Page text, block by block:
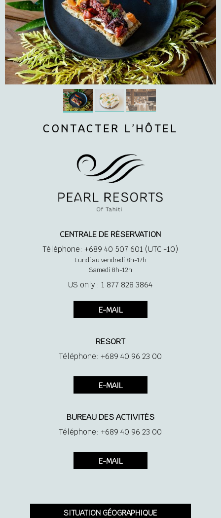
CONTACTER L’HÔTEL
CENTRALE DE RÉSERVATION
Téléphone: +689 40 507 601 (UTC -10)
Lundi au vendredi 8h-17h
Samedi 8h-12h
US only : 1 877 828 3864
E-MAIL
RESORT
Téléphone: +689 40 96 23 00
E-MAIL
BUREAU DES ACTIVITÉS
Téléphone: +689 40 96 23 00
E-MAIL
SITUATION GÉOGRAPHIQUE